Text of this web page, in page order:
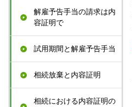
解雇予告手当の請求は内
容証明で
試用期間と解雇予告手当
相続放棄と内容証明
相続における内容証明の